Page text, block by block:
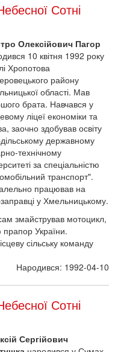
Сотні
Олексійович Пагор
10 квітня 1992 року
Хропотова
району
області. Мав
брата. Навчався у
ліцеї економіки та
заочно здобував освіту
державному
технічному
за спеціальністю
транспорт".
працював на
у Хмельницькому.
змайстрував мотоцикл,
України.
сільську команду
Народився: 1992-04-10
Сотні
Сергійович